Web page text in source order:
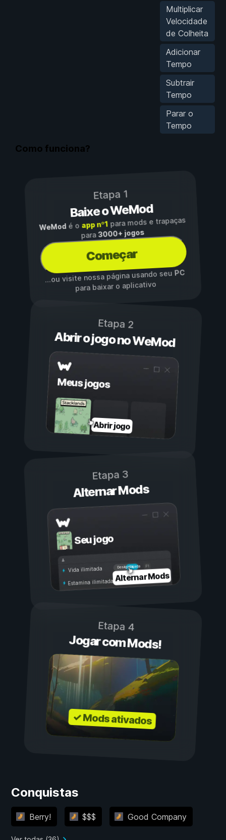
Multiplicar
Velocidade
de Colheita
Adicionar
Tempo
Subtrair
Tempo
Parar o
Tempo
Como funciona?
Etapa 1
Baixe o WeMod
WeModé o app nº1para mods e trapaças
para3000+ jogos
Começar
...ou visite nossa página usando seuPC
para baixar o aplicativo
Etapa 2
Abrir o jogo no WeMod
Meus jogos
Abrir jogo
Etapa 3
Alternar Mods
Seu jogo
Ligada
Desligada
Vida ilimitada
Estamina ilimitadaAlternar Mods
Etapa 4
Jogar com Mods!
✓ Mods ativados
Conquistas
Berry! $$$ Good Company